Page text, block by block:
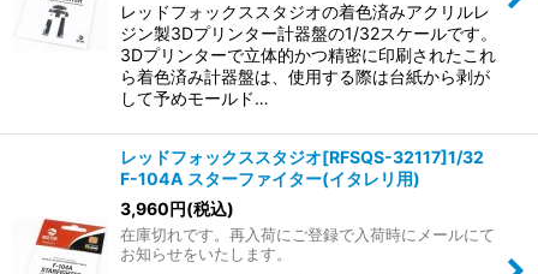
レッドフォックススタジオの着色済みアクリルレ
ジン製3Dプリンター計器盤の1/32スケールです。
3Dプリンターで立体的かつ精密に印刷されたこれ
ら着色済み計器盤は、使用する際は台紙から剥が
して予めモールド…
レッドフォックススタジオ[RFSQS-32117]1/32
F-104A スターファイター(イタレリ用)
3,960円(税込)
在庫切れです。再入荷にご登録で入荷時にメールにて
お知らせをいたします。